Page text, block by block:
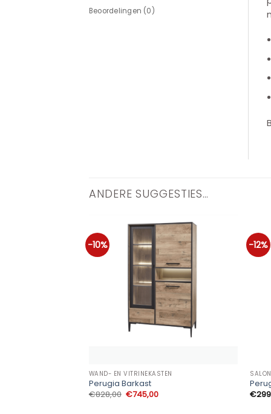
Beoordelingen (0)
ANDERE SUGGESTIES…
-10%
WAND- EN VITRINEKASTEN
Perugia Barkast
€828,00 Oorspronkelijke
prijs
€745,00Huidige
prijs
-12%
€